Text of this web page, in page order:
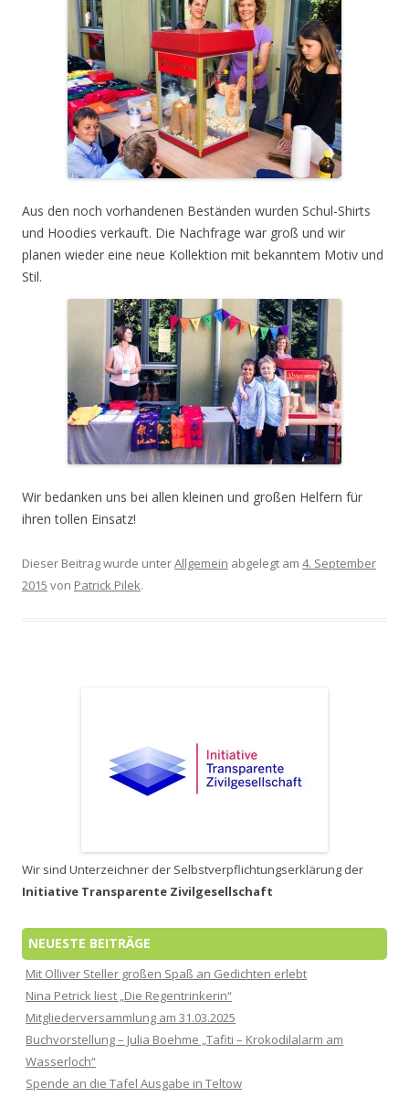
Aus den noch vorhandenen Beständen wurden Schul-Shirts
und Hoodies verkauft. Die Nachfrage war groß und wir
planen wieder eine neue Kollektion mit bekanntem Motiv und
Stil.
Wir bedanken uns bei allen kleinen und großen Helfern für
ihren tollen Einsatz!
Dieser Beitrag wurde unterAllgemein abgelegt am 4. September
2015 von Patrick Pilek.
Wir sind Unterzeichner der Selbstverpflichtungserklärung der
Initiative Transparente Zivilgesellschaft
NEUESTE BEITRÄGE
Mit Olliver Steller großen Spaß an Gedichten erlebt
Nina Petrick liest „Die Regentrinkerin“
Mitgliederversammlung am 31.03.2025
Buchvorstellung – Julia Boehme „Tafiti – Krokodilalarm am
Wasserloch“
Spende an die Tafel Ausgabe in Teltow